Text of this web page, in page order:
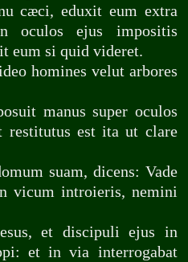
cæci, eduxit eum extra
oculos ejus impositis
eum si quid videret.
homines velut arbores
manus super oculos
est ita ut clare
suam, dicens: Vade
vicum introieris, nemini
et discipuli ejus in
et in via interrogabat